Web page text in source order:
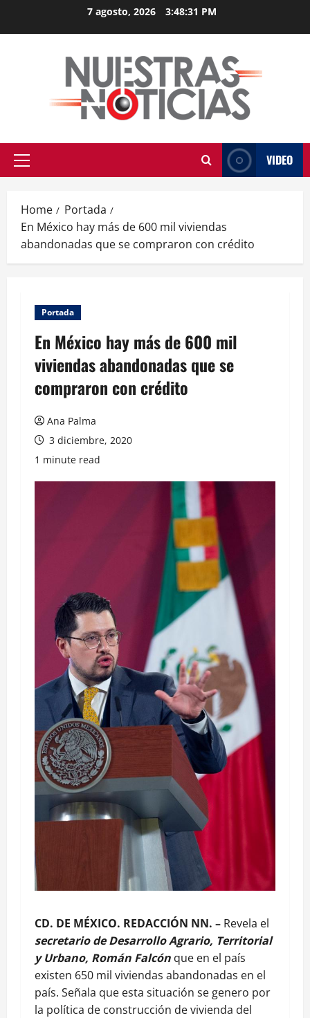
7 agosto, 2026 3:48:32 PM
Primary
VIDEO
Home
Portada
En México hay más de 600 mil viviendas
abandonadas que se compraron con crédito
Portada
En México hay más de 600 mil
viviendas abandonadas que se
compraron con crédito
Ana Palma
3 diciembre, 2020
1 minute read
CD. DE MÉXICO. REDACCIÓN NN. – Revela el
secretario de Desarrollo Agrario, Territorial
y Urbano, Román Falcón que en el país
existen 650 mil viviendas abandonadas en el
país. Señala que esta situación se genero por
la política de construcción de vivienda del